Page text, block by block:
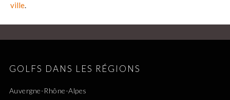
ville.
GOLFS DANS LES RÉGIONS
Auvergne-Rhône-Alpes